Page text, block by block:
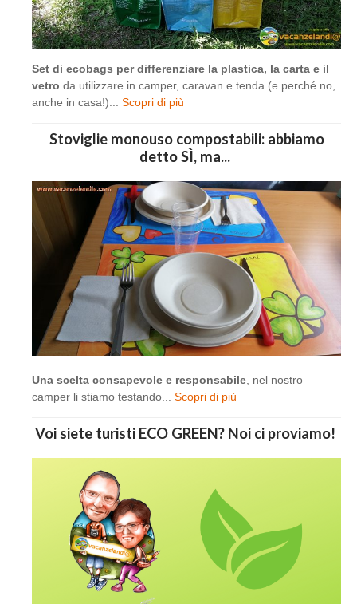
Set di ecobags per differenziare la plastica, la carta e il
vetro da utilizzare in camper, caravan e tenda (e perché no,
anche in casa!)... Scopri di più
Stoviglie monouso compostabili: abbiamo
detto SÌ, ma...
Una scelta consapevole e responsabile , nel nostro
camper li stiamo testando... Scopri di più
Voi siete turisti ECO GREEN? Noi ci proviamo!